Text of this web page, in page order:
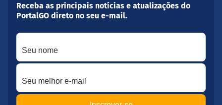
Receba as principais notícias e atualizações do
PortalGO direto no seu e-mail.
Seu nome
Seu melhor e-mail